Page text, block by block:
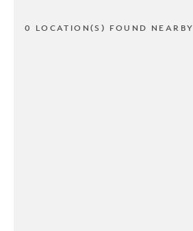
0 LOCATION(S) FOUND NEARBY